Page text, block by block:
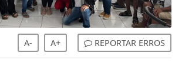
A- A+ REPORTAR ERROS